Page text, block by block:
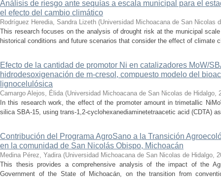
Análisis de riesgo ante sequías a escala municipal para el
el efecto del cambio climático
Rodríguez Heredia, Sandra Lizeth (Universidad Michoacana de San Nicolas
This research focuses on the analysis of drought risk at the municipal
historical conditions and future scenarios that consider the effect of climate
Efecto de la cantidad de promotor Ni en catalizadores MoW/
hidrodesoxigenación de m-cresol, compuesto modelo del
lignocelulósica
Camargo Alejos, Élida (Universidad Michoacana de San Nicolas de Hidalgo,
In this research work, the effect of the promoter amount in trimetallic
silica SBA-15, using trans-1,2-cyclohexanediaminetetraacetic acid (CDTA)
Contribución del Programa AgroSano a la Transición
en la comunidad de San Nicolás Obispo, Michoacán
Medina Pérez, Yadira (Universidad Michoacana de San Nicolas de Hidalgo,
This thesis provides a comprehensive analysis of the impact of the
Government of the State of Michoacán, on the transition from